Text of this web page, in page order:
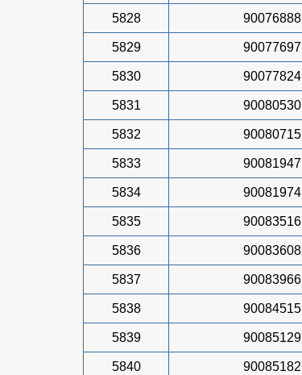
5828 90076888
5829 90077697
5830 90077824
5831 90080530
5832 90080715
5833 90081947
5834 90081974
5835 90083516
5836 90083608
5837 90083966
5838 90084515
5839 90085129
5840 90085182